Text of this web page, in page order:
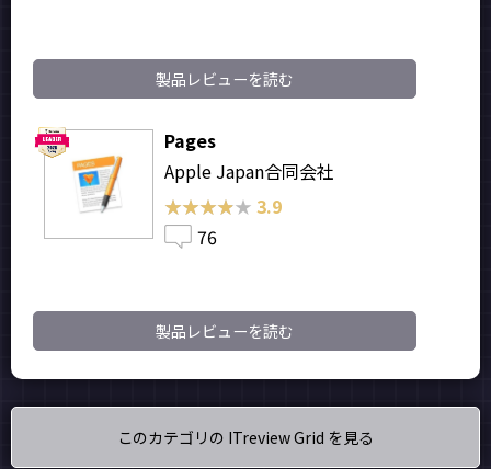
製品レビューを読む
Pages
Apple Japan合同会社
★★★★★
★★★★★ 3.9
76
製品レビューを読む
このカテゴリの ITreview Grid を見る